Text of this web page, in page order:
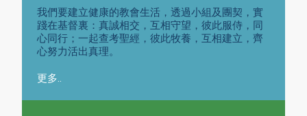
我們要建立健康的教會生活，透過小組及團契，實
踐在基督裏：真誠相交，互相守望，彼此服侍，同
心同行；一起查考聖經，彼此牧養，互相建立，齊
心努力活出真理。
更多..